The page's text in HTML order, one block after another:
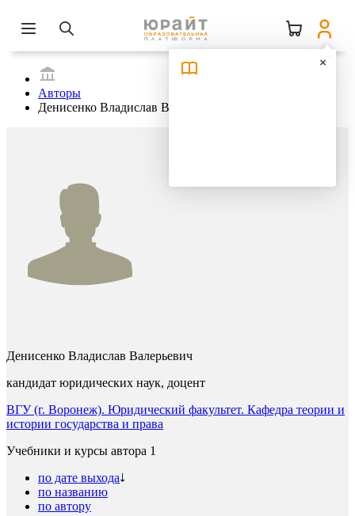
Авторы
Денисенко Владислав Валерьевич
Денисенко Владислав Валерьевич
кандидат юридических наук, доцент
ВГУ (г. Воронеж). Юридический факультет. Кафедра теории и
истории государства и права
Учебники и курсы автора 1
по дате выхода
по названию
по автору